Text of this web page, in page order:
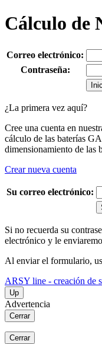
Cálculo de
Correo electrónico:
Contraseña:
¿La primera vez aquí?
Cree una cuenta en
cálculo de las baterías
dimensionamiento de las
Crear nueva cuenta
Su correo electrónico:
Si no recuerda su
electrónico y le
Al enviar el formulario,
ARSY line - creación de
Up
Advertencia
Cerrar
Cerrar